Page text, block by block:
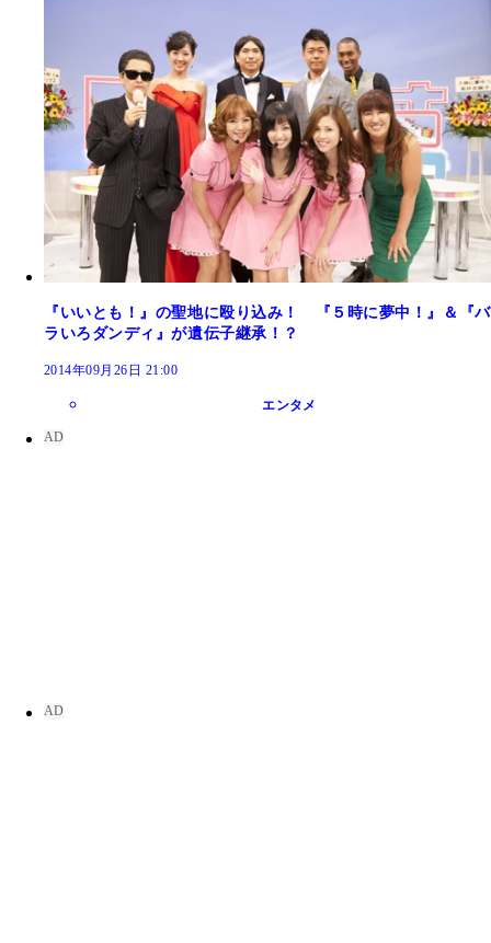
『いいとも！』の聖地に殴り込み！ 『５時に夢中！』＆『バ
ラいろダンディ』が遺伝子継承！？
2014年09月26日 21:00
エンタメ